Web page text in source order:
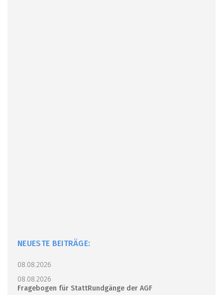
NEUESTE BEITRÄGE:
08.08.2026
08.08.2026
Fragebogen für StattRundgänge der AGF